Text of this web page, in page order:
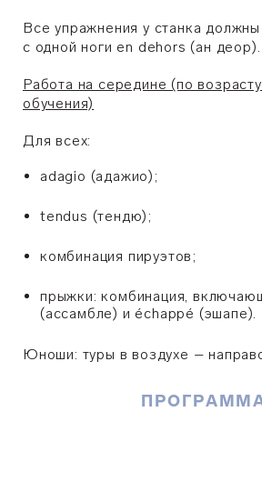
Все упражнения у станка
с одной ноги en dehors (ан деор).
Работа на середине (по
обучения)
Для всех:
adagio (адажио);
tendus (тендю);
комбинация пируэтов;
прыжки: комбинация,
(ассамбле) и échappé (эшапе).
Юноши: туры в воздухе –